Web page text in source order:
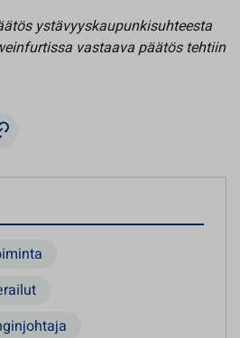
ystävyyskaupunkisuhteesta
vastaava päätös tehtiin